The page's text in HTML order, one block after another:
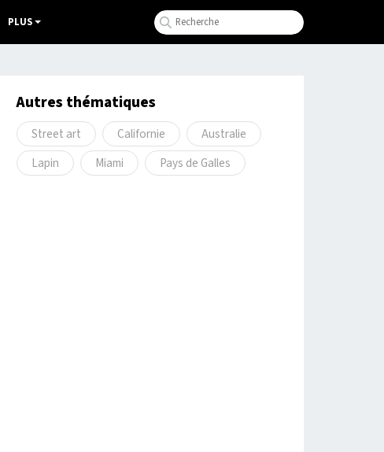
PLUS
Autres thématiques
Street art Californie
Australie
Lapin
Miami Pays de Galles